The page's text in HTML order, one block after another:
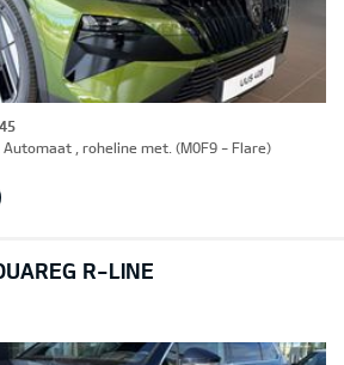
Automaat , roheline met. (M0F9 - Flare)
R-LINE